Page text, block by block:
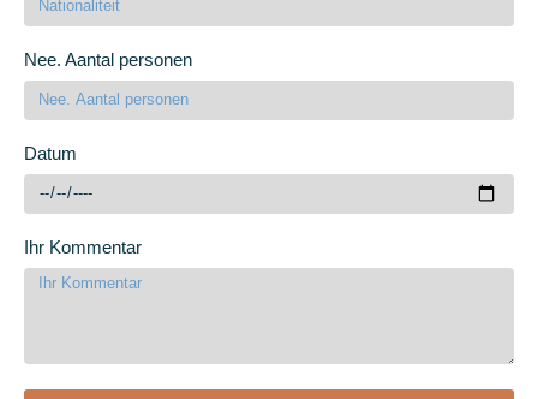
Nee. Aantal personen
Datum
Ihr Kommentar